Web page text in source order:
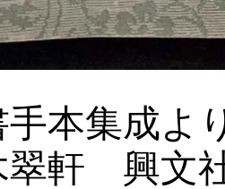
本集成よ
翠軒 興文